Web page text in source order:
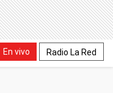
En vivo Radio La Red